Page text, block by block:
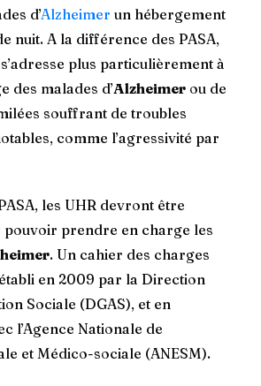
d’Alzheimer un hébergement
nuit. A la différence des PASA,
plus particulièrement à
des malades d’Alzheimer ou de
souffrant de troubles
comme l’agressivité par
les UHR devront être
pouvoir prendre en charge les
. Un cahier des charges
en 2009 par la Direction
Sociale (DGAS), et en
l’Agence Nationale de
et Médico-sociale (ANESM).